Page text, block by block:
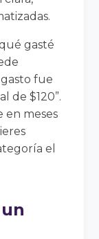
gasté
fue
de $120”.
en meses
el